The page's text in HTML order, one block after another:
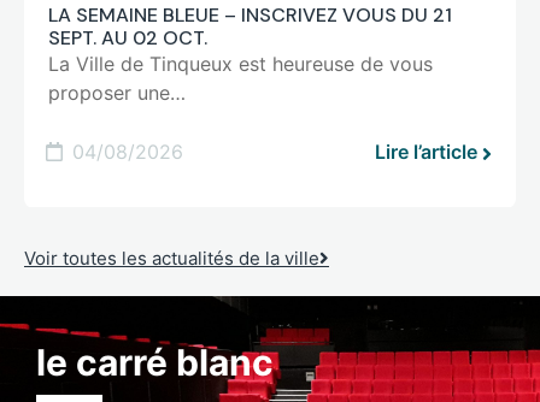
LA SEMAINE BLEUE – INSCRIVEZ VOUS DU 21
SEPT. AU 02 OCT.
La Ville de Tinqueux est heureuse de vous
proposer une…
04/08/2026 Lire l’article
Voir toutes les actualités de la ville
le carré blanc